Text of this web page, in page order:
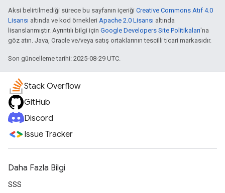
Aksi belirtilmediği sürece bu sayfanın içeriği Creative Commons Atıf 4.0
Lisansı altında ve kod örnekleri Apache 2.0 Lisansı altında
lisanslanmıştır. Ayrıntılı bilgi için Google Developers Site Politikaları'na
göz atın. Java, Oracle ve/veya satış ortaklarının tescilli ticari markasıdır.
Son güncelleme tarihi: 2025-08-29 UTC.
Stack Overflow
GitHub
Discord
Issue Tracker
Daha Fazla Bilgi
SSS